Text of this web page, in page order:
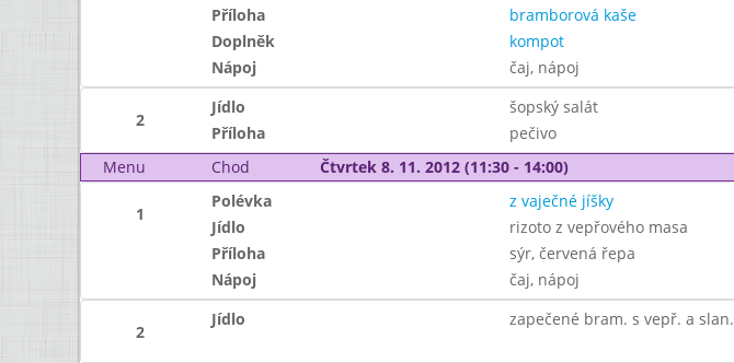
Příloha
bramborová kaše
Doplněk
kompot
Nápoj
čaj, nápoj
2
Jídlo
šopský salát
Příloha
pečivo
Menu
Chod Čtvrtek 8. 11. 2012 (11:30 - 14:00)
1
Polévka
z vaječné jíšky
Jídlo
rizoto z vepřového masa
Příloha
sýr, červená řepa
Nápoj
čaj, nápoj
2
Jídlo zapečené bram. s vepř. a slan.